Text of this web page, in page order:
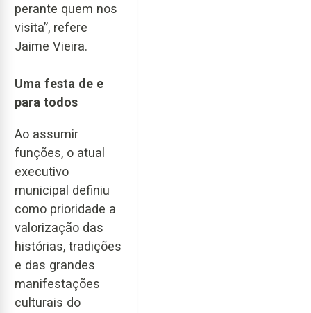
perante quem nos
visita”, refere
Jaime Vieira.
Uma festa de e
para todos
Ao assumir
funções, o atual
executivo
municipal definiu
como prioridade a
valorização das
histórias, tradições
e das grandes
manifestações
culturais do